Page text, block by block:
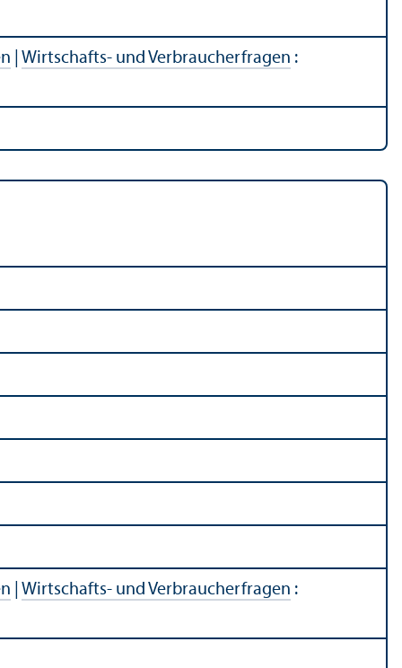
Wirtschafts- und Verbraucherfragen :
Wirtschafts- und Verbraucherfragen :